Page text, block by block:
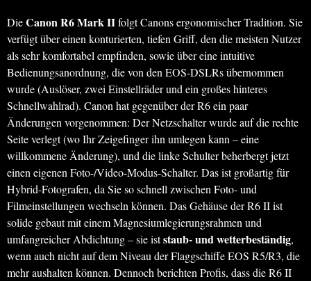
DieCanon R6 Mark IIfolgt Canons ergonomischer Tradition. Sie
verfügt über einen konturierten, tiefen Griff, den die meisten Nutzer
als sehr komfortabel empfinden, sowie über eine intuitive
Bedienungsanordnung, die von den EOS-DSLRs übernommen
wurde (Auslöser, zwei Einstellräder und ein großes hinteres
Schnellwahlrad). Canon hat gegenüber der R6 ein paar
Änderungen vorgenommen: Der Netzschalter wurde auf die rechte
Seite verlegt (wo Ihr Zeigefinger ihn umlegen kann – eine
willkommene Änderung), und die linke Schulter beherbergt jetzt
einen eigenen Foto-/Video-Modus-Schalter. Das ist großartig für
Hybrid-Fotografen, da Sie so schnell zwischen Foto- und
Filmeinstellungen wechseln können. Das Gehäuse der R6 II ist
solide gebaut mit einem Magnesiumlegierungsrahmen und
umfangreicher Abdichtung – sie iststaub- und wetterbeständig,
wenn auch nicht auf dem Niveau der Flaggschiffe EOS R5/R3, die
mehr aushalten können. Dennoch berichten Profis, dass die R6 II